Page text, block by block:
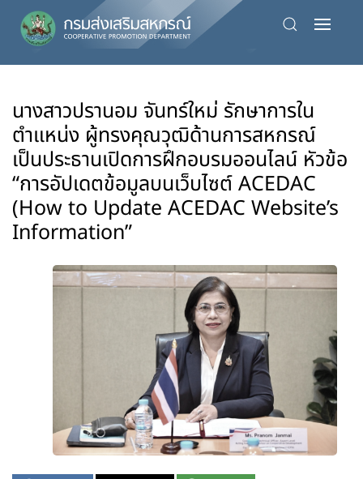
Skip
to
content
นางสาวปรานอม จันทร์ใหม่ รักษาการใน
ตำแหน่ง ผู้ทรงคุณวุฒิด้านการสหกรณ์
เป็นประธานเปิดการฝึกอบรมออนไลน์ หัวข้อ
“การอัปเดตข้อมูลบนเว็บไซต์ ACEDAC
(How to Update ACEDAC Website’s
Information”